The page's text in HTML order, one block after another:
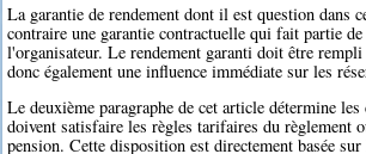
La garantie de rendement dont il est question dans
contraire une garantie contractuelle qui fait partie de
l'organisateur. Le rendement garanti doit être
donc également une influence immédiate sur les
Le deuxième paragraphe de cet article détermine
doivent satisfaire les règles tarifaires du règlement
pension. Cette disposition est directement basée